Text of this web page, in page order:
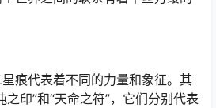
痕代表着不同的力量和象征。其
之印”和“天命之符”，它们分别代表